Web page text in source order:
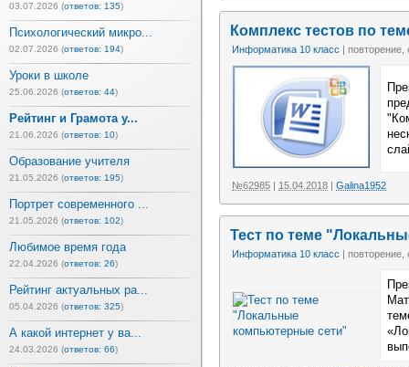
03.07.2026 (ответов: 135)
Психологический микро...
02.07.2026 (ответов: 194)
Уроки в школе
25.06.2026 (ответов: 44)
Рейтинг и Грамота у...
21.06.2026 (ответов: 10)
Образование учителя
21.05.2026 (ответов: 195)
Портрет современного ...
21.05.2026 (ответов: 102)
Любимое время года
22.04.2026 (ответов: 26)
Рейтинг актуальных ра...
05.04.2026 (ответов: 325)
А какой интернет у ва...
24.03.2026 (ответов: 66)
Комплекс тестов по
Информатика 10 класс | повторение,
№62985 | 15.04.2018 | Galina1952
Тест по теме
Информатика 10 класс | повторение,